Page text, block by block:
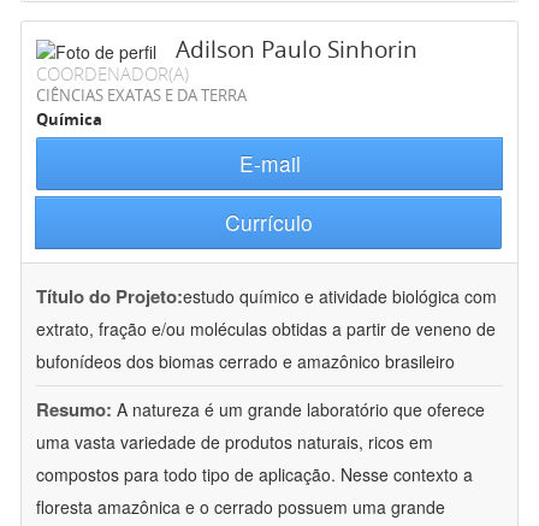
Adilson Paulo Sinhorin
COORDENADOR(A)
CIÊNCIAS EXATAS E DA TERRA
Química
E-mail
Currículo
Título do Projeto:estudo químico e atividade biológica com
extrato, fração e/ou moléculas obtidas a partir de veneno de
bufonídeos dos biomas cerrado e amazônico brasileiro
Resumo: A natureza é um grande laboratório que oferece
uma vasta variedade de produtos naturais, ricos em
compostos para todo tipo de aplicação. Nesse contexto a
floresta amazônica e o cerrado possuem uma grande